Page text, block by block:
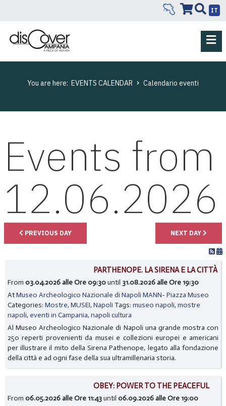
IT
You are here: EVENTS CALENDAR Calendario eventi
Events from
12.06.2026
PREVIOUS DAY NEXT DAY
PARTHENOPE. LA SIRENA E LA CITTÀ
From03.04.2026 alle Ore 09:30until 31.08.2026 alle Ore 19:30
AtMuseo Archeologico Nazionale di Napoli MANN- Piazza Museo
Categories:Mostre,MUSEI,Napoli Tags:museo napoli,mostre
napoli, eventi in Campania,napoli cultura
Al Museo Archeologico Nazionale di Napoli una grande mostra con
250 reperti provenienti da musei e collezioni europei e americani
per illustrare il mito della Sirena Pathenope, legato alla fondazione
della città e ad ogni fase della sua ultramillenaria storia.
OBEY: POWER TO THE PEACEFUL
From06.05.2026 alle Ore 11:43until06.09.2026 alle Ore 19:00